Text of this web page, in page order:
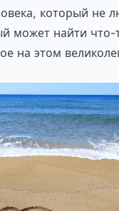
который не
может найти что-
на этом